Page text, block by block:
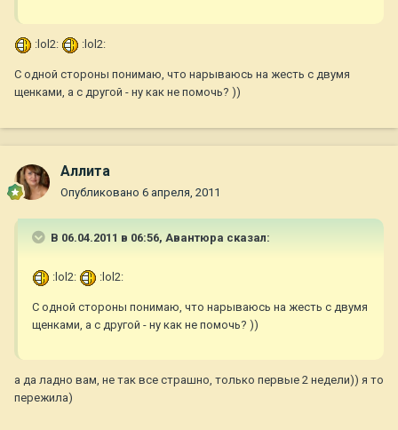
:lol2: :lol2:
С одной стороны понимаю, что нарываюсь на жесть с двумя
щенками, а с другой - ну как не помочь? ))
Аллита
Опубликовано 6 апреля, 2011
В 06.04.2011 в 06:56, Авантюра сказал:
:lol2: :lol2:
С одной стороны понимаю, что нарываюсь на жесть с двумя
щенками, а с другой - ну как не помочь? ))
а да ладно вам, не так все страшно, только первые 2 недели)) я то
пережила)